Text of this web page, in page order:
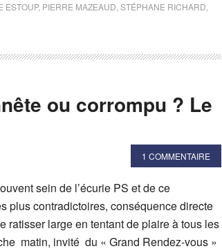
ESTOUP, PIERRE MAZEAUD STÉPHANE RICHARD
ou corrompu ? Le
1 COMMENTAIRE
sein de l’écurie PS et de ce
plus contradictoires, conséquence directe
ratisser large en tentant de plaire à tous les
matin, invité du « Grand Rendez-vous »